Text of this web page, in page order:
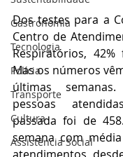
Gastronomia
Tecnologia
Polícia
Transporte
Cultura
Assistência Social
Dos testes para a
Centro de
Respiratórios,
Mas os números
últimas
pessoas
passada foi de
semana com